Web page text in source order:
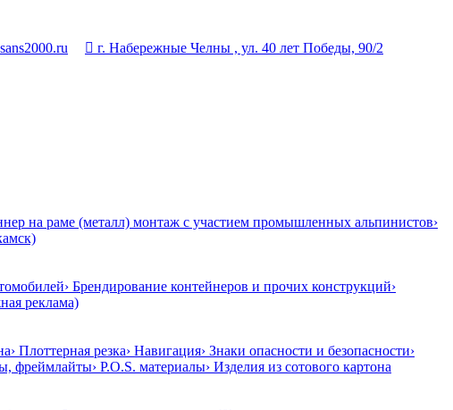
 г. Набережные Челны , ул. 40 лет Победы, 90/2
на раме (металл) монтаж с участием промышленных альпинистов›
› Брендирование контейнеров и прочих конструкций›
реклама)
› Плоттерная резка› Навигация› Знаки опасности и безопасности›
фреймлайты› P.O.S. материалы› Изделия из сотового картона